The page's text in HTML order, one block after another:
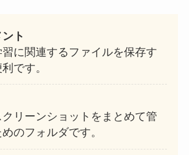
ント
に関連するファイルを保存す
です。
リーンショットをまとめて管
のフォルダです。